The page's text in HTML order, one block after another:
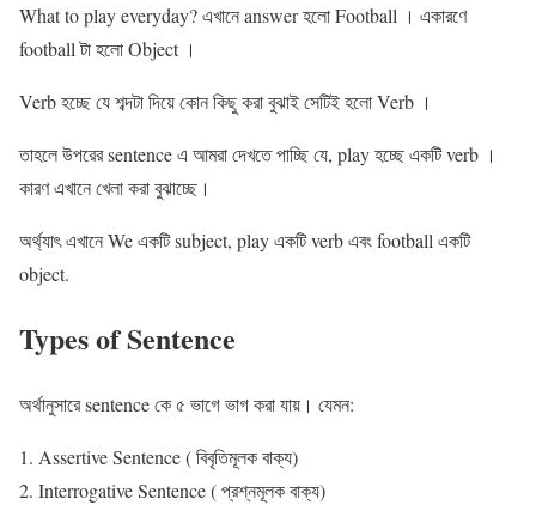
What to play everyday? এখানে answer হলো Football । একারণে
football টা হলো Object ।
Verb হচ্ছে যে শব্দটা দিয়ে কোন কিছু করা বুঝাই সেটিই হলো Verb ।
তাহলে উপরের sentence এ আমরা দেখতে পাচ্ছি যে, play হচ্ছে একটি verb ।
কারণ এখানে খেলা করা বুঝাচ্ছে।
অর্থ্যাৎ এখানে We একটি subject, play একটি verb এবং football একটি
object.
Types of Sentence
অর্থানুসারে sentence কে ৫ ভাগে ভাগ করা যায়। যেমন:
Assertive Sentence ( বিবৃতিমূলক বাক্য)
Interrogative Sentence ( প্রশ্নমূলক বাক্য)